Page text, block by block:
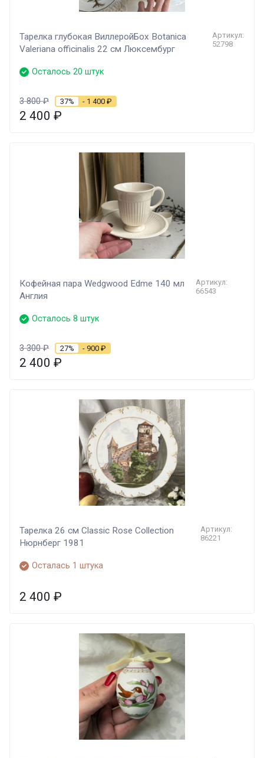
Тарелка глубокая ВиллеройБох Botanica
Valeriana officinalis 22 см Люксембург
Артикул:
52798
Осталось 20 штук
3 800₽ 37% - 1 400 ₽
2 400 ₽
Кофейная пара Wedgwood Edme 140 мл
Англия
Артикул:
66543
Осталось 8 штук
3 300₽ 27% - 900 ₽
2 400 ₽
Тарелка 26 см Classic Rose Collection
Нюрнберг 1981
Артикул:
86221
Осталась 1 штука
2 400 ₽